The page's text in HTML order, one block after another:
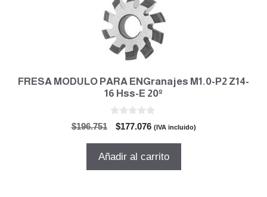
FRESA MODULO PARA ENGranajes M1.0-P2 Z14-
16 Hss-E 20º
$196.751
El
original
$177.076El
actual
(IVA incluido)
Añadir al carrito